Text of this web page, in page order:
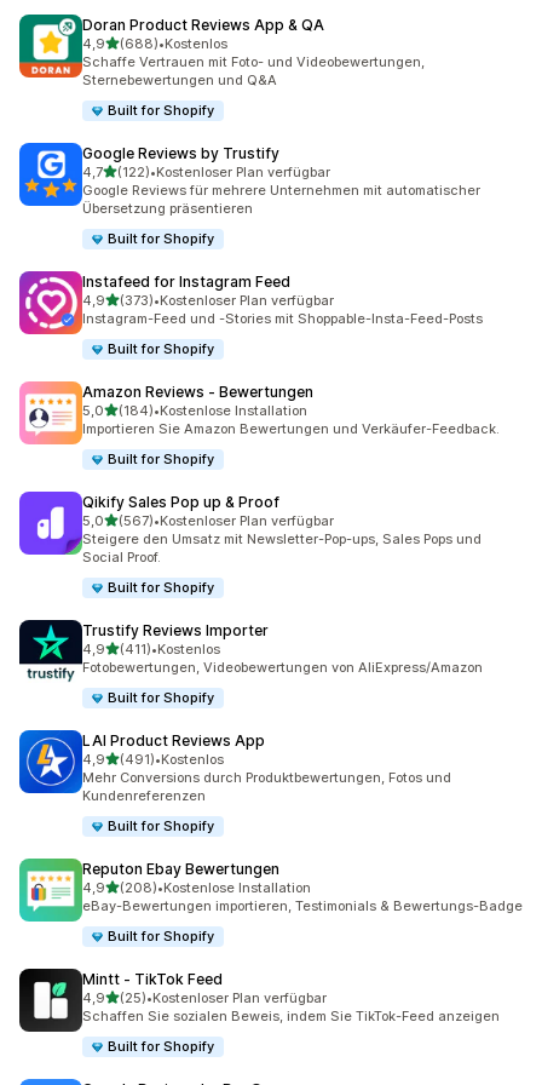
Doran Product Reviews App & QA
4,9von 5 Sternen
(688)
688 Rezensionen insgesamt
•Kostenlos
Schaffe Vertrauen mit Foto- und Videobewertungen,
Sternebewertungen und Q&A
Built for Shopify
Google Reviews by Trustify
4,7von 5 Sternen
(122)
122 Rezensionen insgesamt
•Kostenloser Plan verfügbar
Google Reviews für mehrere Unternehmen mit automatischer
Übersetzung präsentieren
Built for Shopify
Instafeed for Instagram Feed
4,9von 5 Sternen
(373)
373 Rezensionen insgesamt
•Kostenloser Plan verfügbar
Instagram-Feed und -Stories mit Shoppable-Insta-Feed-Posts
Built for Shopify
Amazon Reviews ‑ Bewertungen
5,0von 5 Sternen
(184)
184 Rezensionen insgesamt
•Kostenlose Installation
Importieren Sie Amazon Bewertungen und Verkäufer-Feedback.
Built for Shopify
Qikify Sales Pop up & Proof
5,0von 5 Sternen
(567)
567 Rezensionen insgesamt
•Kostenloser Plan verfügbar
Steigere den Umsatz mit Newsletter-Pop-ups, Sales Pops und
Social Proof.
Built for Shopify
Trustify Reviews Importer
4,9von 5 Sternen
(411)
411 Rezensionen insgesamt
•Kostenlos
Fotobewertungen, Videobewertungen von AliExpress/Amazon
Built for Shopify
LAI Product Reviews App
4,9von 5 Sternen
(491)
491 Rezensionen insgesamt
•Kostenlos
Mehr Conversions durch Produktbewertungen, Fotos und
Kundenreferenzen
Built for Shopify
Reputon Ebay Bewertungen
4,9von 5 Sternen
(208)
208 Rezensionen insgesamt
•Kostenlose Installation
eBay-Bewertungen importieren, Testimonials & Bewertungs-Badge
Built for Shopify
Mintt ‑ TikTok Feed
4,9von 5 Sternen
(25)
25 Rezensionen insgesamt
•Kostenloser Plan verfügbar
Schaffen Sie sozialen Beweis, indem Sie TikTok-Feed anzeigen
Built for Shopify